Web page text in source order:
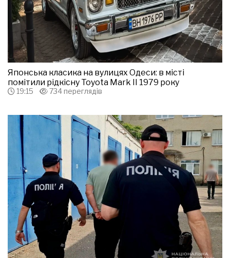
Японська класика на вулицях Одеси: в місті
помітили рідкісну Toyota Mark II 1979 року
19:15 734 переглядів